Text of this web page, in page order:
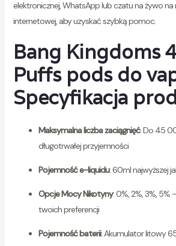
elektronicznej, WhatsApp lub czatu na żywo na
internetowej, aby uzyskać szybką pomoc.
Bang Kingdoms
Puffs pods do
Specyfikacja
Maksymalna liczba zaciągnięć: Do 45
długotrwałej przyjemności
Pojemność e-liquidu: 60ml najwyższej
Opcje Mocy Nikotyny: 0%, 2%, 3%,
twoich preferencji
Pojemność baterii: Akumulator litowy